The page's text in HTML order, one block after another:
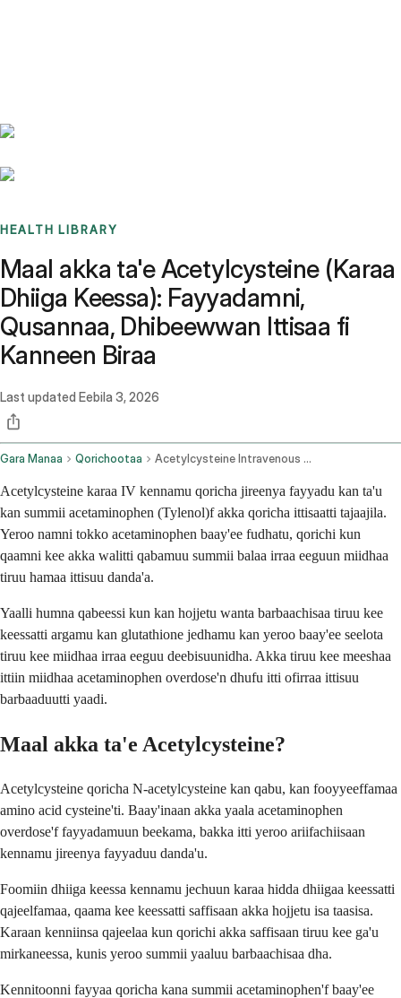
HEALTH LIBRARY
Maal akka ta'e Acetylcysteine (Karaa
Dhiiga Keessa): Fayyadamni,
Qusannaa, Dhibeewwan Ittisaa fi
Kanneen Biraa
Last updated Eebila 3, 2026
Gara Manaa Qorichootaa Acetylcysteine Intravenous Route
Acetylcysteine karaa IV kennamu qoricha jireenya fayyadu kan ta'u
kan summii acetaminophen (Tylenol)f akka qoricha ittisaatti tajaajila.
Yeroo namni tokko acetaminophen baay'ee fudhatu, qorichi kun
qaamni kee akka walitti qabamuu summii balaa irraa eeguun miidhaa
tiruu hamaa ittisuu danda'a.
Yaalli humna qabeessi kun kan hojjetu wanta barbaachisaa tiruu kee
keessatti argamu kan glutathione jedhamu kan yeroo baay'ee seelota
tiruu kee miidhaa irraa eeguu deebisuunidha. Akka tiruu kee meeshaa
ittiin miidhaa acetaminophen overdose'n dhufu itti ofirraa ittisuu
barbaaduutti yaadi.
Maal akka ta'e Acetylcysteine?
Acetylcysteine qoricha N-acetylcysteine kan qabu, kan fooyyeeffamaa
amino acid cysteine'ti. Baay'inaan akka yaala acetaminophen
overdose'f fayyadamuun beekama, bakka itti yeroo ariifachiisaan
kennamu jireenya fayyaduu danda'u.
Foomiin dhiiga keessa kennamu jechuun karaa hidda dhiigaa keessatti
qajeelfamaa, qaama kee keessatti saffisaan akka hojjetu isa taasisa.
Karaan kenniinsa qajeelaa kun qorichi akka saffisaan tiruu kee ga'u
mirkaneessa, kunis yeroo summii yaaluu barbaachisaa dha.
Kennitoonni fayyaa qoricha kana summii acetaminophen'f baay'ee